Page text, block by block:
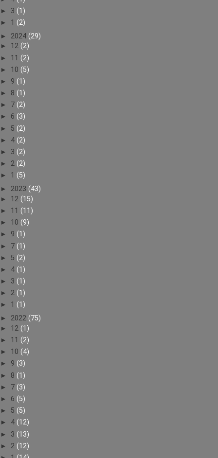
► 3 (1)
► 1 (2)
► 2024 (29)
► 12 (2)
► 11 (2)
► 10 (5)
► 9 (1)
► 8 (1)
► 7 (2)
► 6 (3)
► 5 (2)
► 4 (2)
► 3 (2)
► 2 (2)
► 1 (5)
► 2023 (43)
► 12 (15)
► 11 (11)
► 10 (9)
► 9 (1)
► 7 (1)
► 5 (2)
► 4 (1)
► 3 (1)
► 2 (1)
► 1 (1)
► 2022 (75)
► 12 (1)
► 11 (2)
► 10 (4)
► 9 (3)
► 8 (1)
► 7 (3)
► 6 (5)
► 5 (5)
► 4 (12)
► 3 (13)
► 2 (12)